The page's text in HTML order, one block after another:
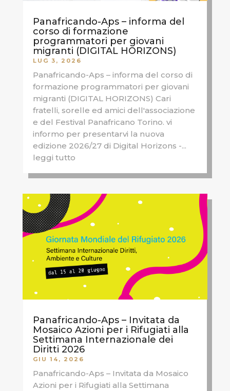
Panafricando-Aps – informa del
corso di formazione
programmatori per giovani
migranti (DIGITAL HORIZONS)
LUG 3, 2026
Panafricando-Aps – informa del corso di
formazione programmatori per giovani
migranti (DIGITAL HORIZONS) Cari
fratelli, sorelle ed amici dell'associazione
e del Festival Panafricano Torino. vi
informo per presentarvi la nuova
edizione 2026/27 di Digital Horizons -...
leggi tutto
Panafricando-Aps – Invitata da
Mosaico Azioni per i Rifugiati alla
Settimana Internazionale dei
Diritti 2026
GIU 14, 2026
Panafricando-Aps – Invitata da Mosaico
Azioni per i Rifugiati alla Settimana